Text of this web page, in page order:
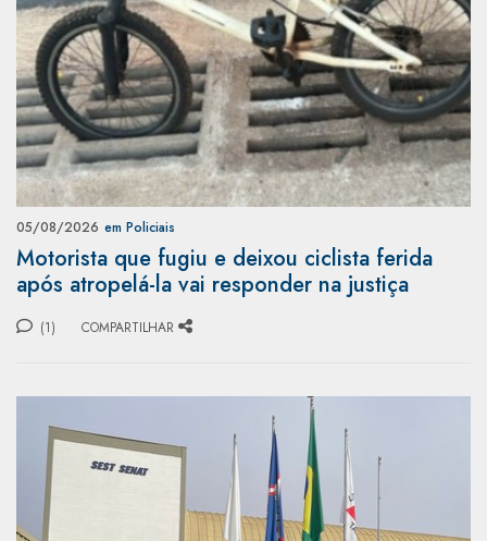
05/08/2026 em Policiais
Motorista que fugiu e deixou ciclista ferida
após atropelá-la vai responder na justiça
(1) COMPARTILHAR